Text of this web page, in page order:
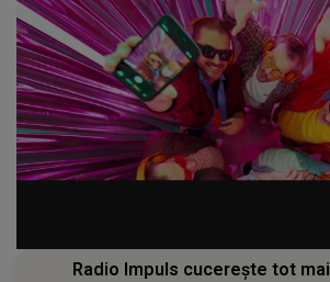
Radio Impuls cucerește tot